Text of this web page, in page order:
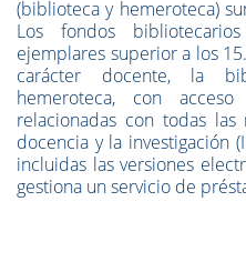
(biblioteca y hemeroteca)
Los fondos
ejemplares superior a los
carácter docente, la
hemeroteca, con
relacionadas con todas
docencia y la investigación
incluidas las versiones
gestiona un servicio de